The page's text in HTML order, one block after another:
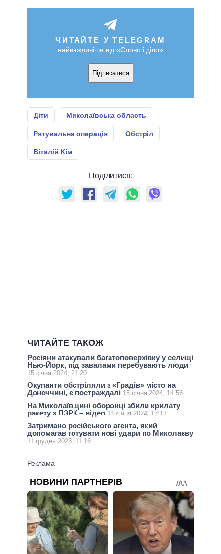
ЧИТАЙТЕ У TELEGRAM
найважливіше від «Слово і діло»
Підписатися
Діти Миколаївська область
Рятувальна операція Обстріл
Віталій Кім
Поділитися:
ЧИТАЙТЕ ТАКОЖ
Росіяни атакували багатоповерхівку у селищі
Нью-Йорк, під завалами перебувають люди
15 січня 2024, 21:20
Окупанти обстріляли з «Градів» місто на
Донеччині, є постраждалі 15 січня 2024, 14:56
На Миколаївщині оборонці збили крилату
ракету з ПЗРК – відео 13 січня 2024, 17:17
Затримано російського агента, який
допомагав готувати нові удари по Миколаєву
11 грудня 2023, 11:16